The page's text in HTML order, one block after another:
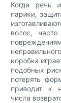
Когда речь
парики,
волос,
коробка
подобных
потерять
приводит к
числа